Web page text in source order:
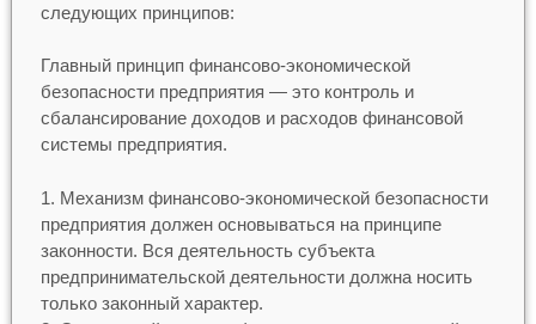
следующих принципов:
Главный принцип финансово-экономической
безопасности предприятия — это контроль и
сбалансирование доходов и расходов финансовой
системы предприятия.
Механизм финансово-экономической безопасности
предприятия должен основываться на принципе
законности. Вся деятельность субъекта
предпринимательской деятельности должна носить
только законный характер.